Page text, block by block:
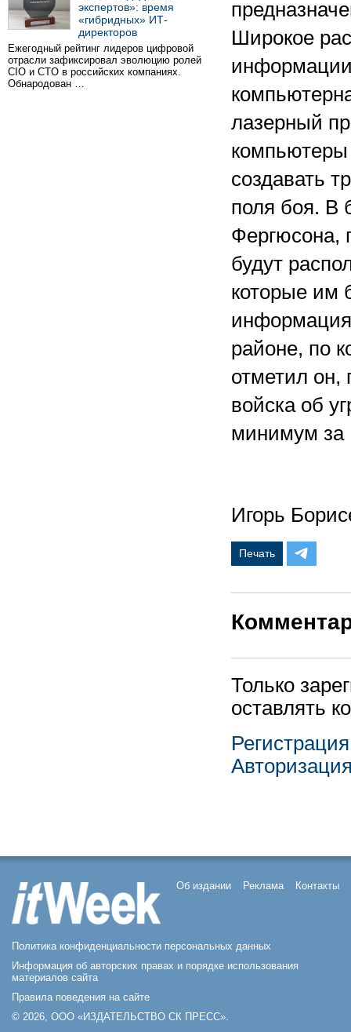
экспертов»: время
«гибридных» ИТ-
директоров
Ежегодный рейтинг лидеров цифровой
отрасли зафиксировал эволюцию ролей
CIO и CTO в российских компаниях.
Обнародован …
Широкое
информации
лазерный
компьютеры
создавать
поля боя. В
Фергюсона,
будут
которые им
информация
районе, по
отметил он,
войска об
минимум за
Игорь
Печать
Только
оставлять
Регистрация
Об издании Реклама Контакты
Политика конфиденциальности персональных данных
Информация об авторских правах и порядке использования
материалов сайта
Правила поведения на сайте
© 2026, ООО «ИЗДАТЕЛЬСТВО СК ПРЕСС».